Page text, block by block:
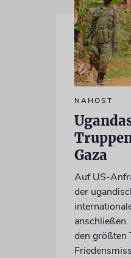
NAHOST
Gaza
Auf US-
der
den größten